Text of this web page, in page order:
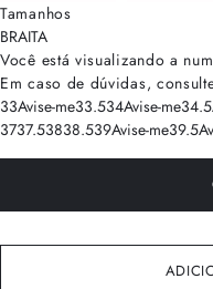
Tamanhos
BRAITA
Você está visualizando a
Em caso de dúvidas,
33Avise-me33.534Avise-me34.5
3737.53838.539Avise-me39.5